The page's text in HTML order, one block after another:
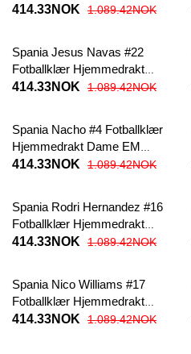
Dame EM 2024 Kortermet
414.33NOK 1.089.42NOK
Spania Jesus Navas #22
Fotballklær Hjemmedrakt
Dame EM 2024 Kortermet
414.33NOK 1.089.42NOK
Spania Nacho #4 Fotballklær
Hjemmedrakt Dame EM
2024 Kortermet
414.33NOK 1.089.42NOK
Spania Rodri Hernandez #16
Fotballklær Hjemmedrakt
Dame EM 2024 Kortermet
414.33NOK 1.089.42NOK
Spania Nico Williams #17
Fotballklær Hjemmedrakt
Dame EM 2024 Kortermet
414.33NOK 1.089.42NOK